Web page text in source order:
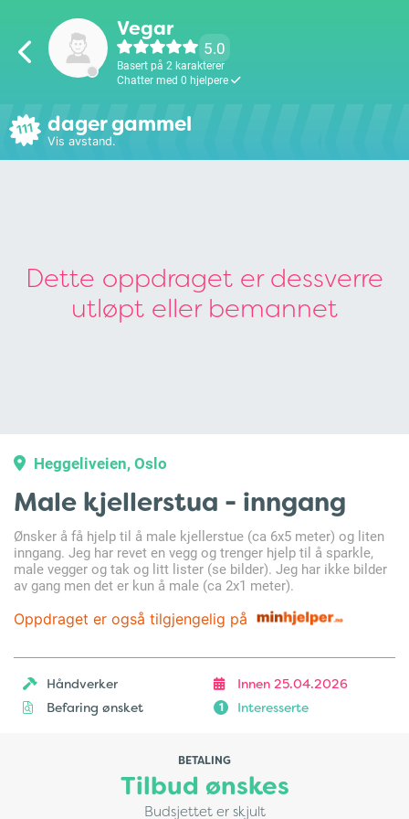
Vegar
5.0
Basert på 2 karakterer
Chatter med 0 hjelpere
111 dager gammel
Vis avstand.
Dette oppdraget er dessverre
utløpt eller bemannet
Heggeliveien, Oslo
Male kjellerstua - inngang
Ønsker å få hjelp til å male kjellerstue (ca 6x5 meter) og liten
inngang. Jeg har revet en vegg og trenger hjelp til å sparkle,
male vegger og tak og litt lister (se bilder). Jeg har ikke bilder
av gang men det er kun å male (ca 2x1 meter).
Oppdraget er også tilgjengelig på
Håndverker
Innen 25.04.2026
Befaring ønsket
1 Interesserte
BETALING
Tilbud ønskes
Budsjettet er skjult